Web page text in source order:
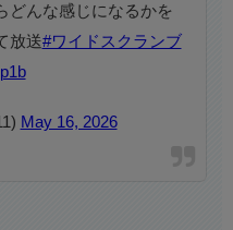
どんな感じになるかを
放送#ワイドスクランブ
May 16, 2026